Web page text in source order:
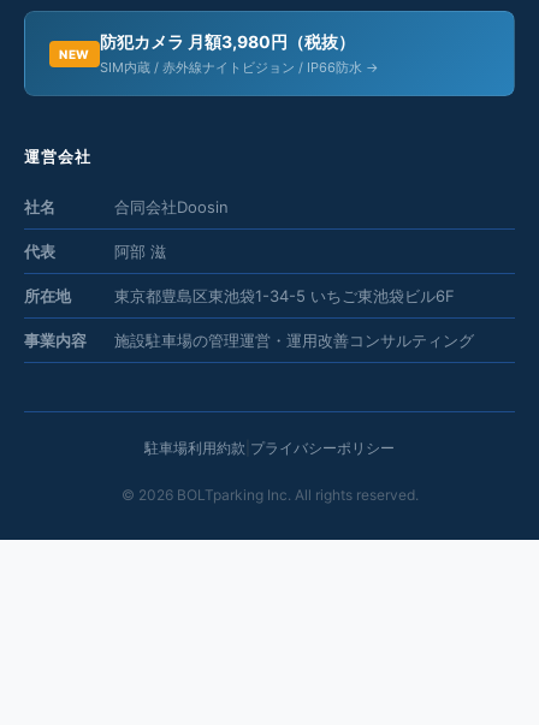
NEW
防犯カメラ 月額3,980円（税抜）
SIM内蔵 / 赤外線ナイトビジョン / IP66防水 →
運営会社
社名 合同会社Doosin
代表 阿部 滋
所在地 東京都豊島区東池袋1-34-5 いちご東池袋ビル6F
事業内容 施設駐車場の管理運営・運用改善コンサルティング
駐車場利用約款 プライバシーポリシー
© 2026BOLTparking Inc. All rights reserved.